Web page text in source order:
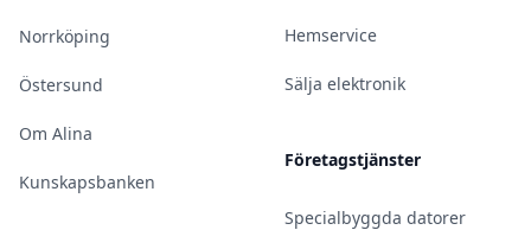
Norrköping
Östersund
Om Alina
Kunskapsbanken
Hemservice
Sälja elektronik
Företagstjänster
Specialbyggda datorer